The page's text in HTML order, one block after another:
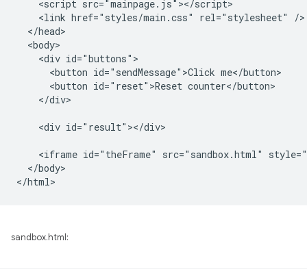
    <script src="mainpage.js"></script>
    <link href="styles/main.css" rel="stylesheet" />
  </head>
  <body>
    <div id="buttons">
      <button id="sendMessage">Click me</button>
      <button id="reset">Reset counter</button>
    </div>
    <div id="result"></div>
<iframe id="theFrame" src="sandbox.html"
  </body>
sandbox.html: